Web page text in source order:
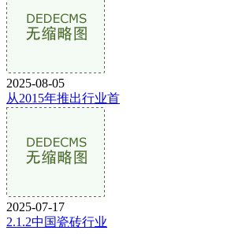
2025-08-05
从2015年推出行业首
2025-07-17
2.1.2中国瓷砖行业